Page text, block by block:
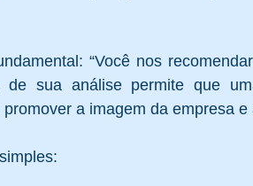
“Você nos
de sua análise permite que
a imagem da empresa